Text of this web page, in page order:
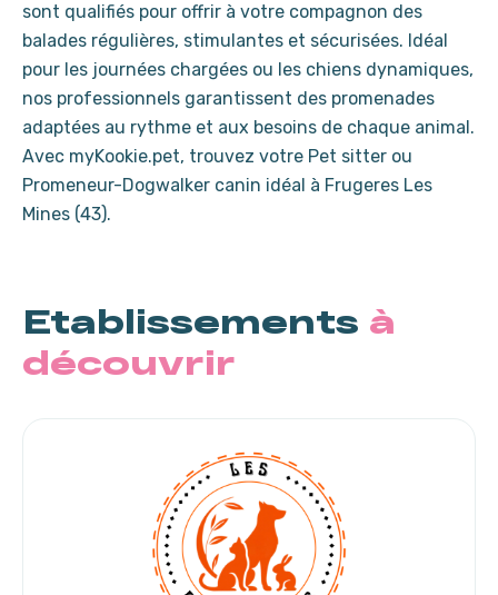
sont qualifiés pour offrir à votre compagnon des
balades régulières, stimulantes et sécurisées. Idéal
pour les journées chargées ou les chiens dynamiques,
nos professionnels garantissent des promenades
adaptées au rythme et aux besoins de chaque animal.
Avec myKookie.pet, trouvez votre Pet sitter ou
Promeneur-Dogwalker canin idéal à Frugeres Les
Mines (43).
Etablissements à
découvrir